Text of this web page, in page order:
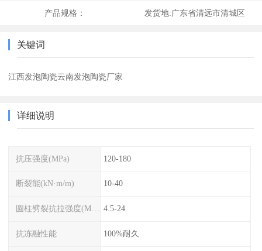
产品规格： 发货地:广东省清远市清城区
关键词
江西发泡陶瓷云南发泡陶瓷厂家
详细说明
抗压强度(MPa) 120-180
断裂能(kN·m/m) 10-40
圆柱劈裂抗拉强度(MPa) 4.5-24
抗冻融性能 100%耐久